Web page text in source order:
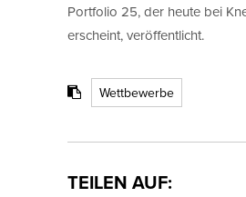
Portfolio 25, der heute bei
erscheint, veröffentlicht.
Wettbewerbe
TEILEN AUF: